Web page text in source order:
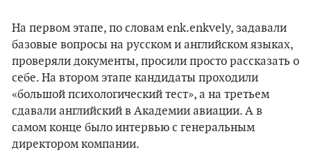
На первом этапе, по словам enk.enkvely, задавали
базовые вопросы на русском и английском языках,
проверяли документы, просили просто рассказать о
себе. На втором этапе кандидаты проходили
«большой психологический тест», а на третьем
сдавали английский в Академии авиации. А в
самом конце было интервью с генеральным
директором компании.